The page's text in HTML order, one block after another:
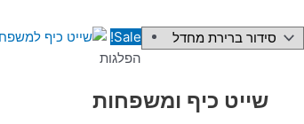
Sale!
הפלגות
שייט כיף ומשפחות